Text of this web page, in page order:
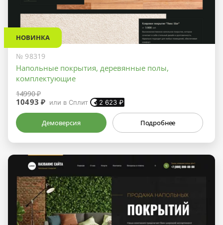
НОВИНКА
№ 98319
Напольные покрытия, деревянные полы,
комплектующие
14990 ₽
10493 ₽ или в Сплит 2 623 ₽
Демоверсия Подробнее